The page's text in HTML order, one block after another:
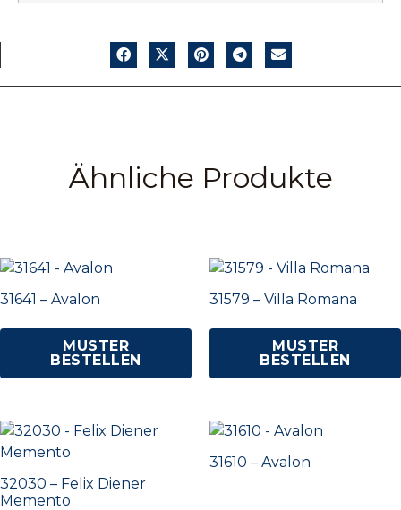
Ähnliche Produkte
31641 – Avalon
MUSTER
BESTELLEN
31579 – Villa Romana
MUSTER
BESTELLEN
32030 – Felix Diener
Memento
31610 – Avalon